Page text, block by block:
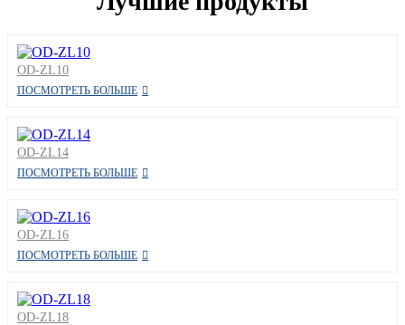
OD-ZL10
ПОСМОТРЕТЬ БОЛЬШЕ
OD-ZL14
ПОСМОТРЕТЬ БОЛЬШЕ
OD-ZL16
ПОСМОТРЕТЬ БОЛЬШЕ
OD-ZL18